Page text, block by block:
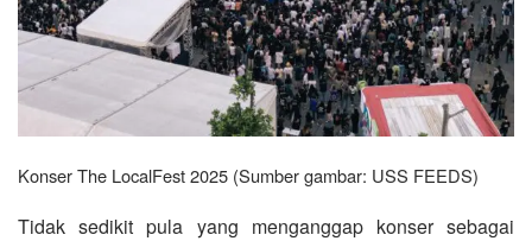
Konser The LocalFest 2025 (Sumber gambar: USS FEEDS)
Tidak sedikit pula yang menganggap konser sebagai